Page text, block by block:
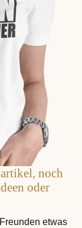
noch
oder
etwas